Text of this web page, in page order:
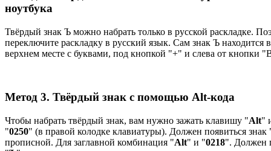
ноутбука
Твёрдый знак Ъ можно набрать только в русской раскладке.
переключите раскладку в русский язык. Сам знак Ъ находится
верхнем месте с буквами, под кнопкой "+" и слева от кнопки
Метод 3. Твёрдый знак с помощью Alt-кода
Чтобы набрать твёрдый знак, вам нужно зажать клавишу "Alt"
"0250" (в правой колодке клавиатуры). Должен появиться знак
прописной. Для заглавной комбинация "Alt" и "0218". Должен